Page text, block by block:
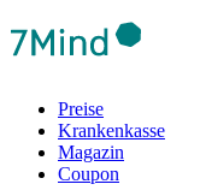
Preise
Krankenkasse
Magazin
Coupon